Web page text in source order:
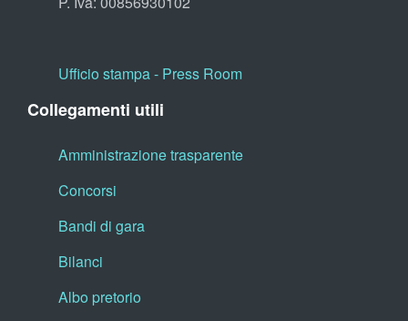
Ufficio stampa - Press Room
Collegamenti utili
Amministrazione trasparente
Concorsi
Bandi di gara
Bilanci
Albo pretorio